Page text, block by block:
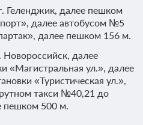
Геленджик, далее пешком
далее автобусом №5
далее пешком 156 м.
далее
«Магистральная ул.», далее
«Туристическая ул.»,
такси №40,21 до
пешком 500 м.